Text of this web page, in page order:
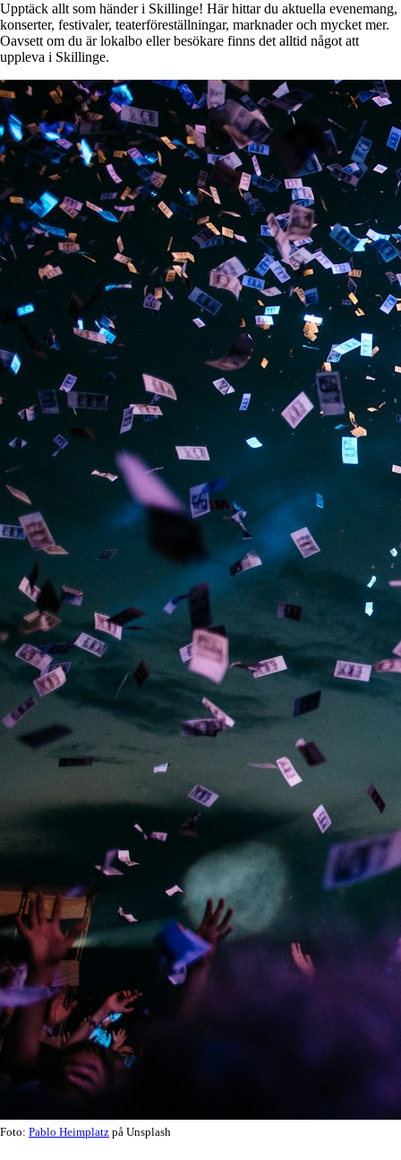
Upptäck allt som händer i Skillinge! Här hittar du aktuella evenemang,
konserter, festivaler, teaterföreställningar, marknader och mycket mer.
Oavsett om du är lokalbo eller besökare finns det alltid något att
uppleva i Skillinge.
Foto: Pablo Heimplatz på Unsplash